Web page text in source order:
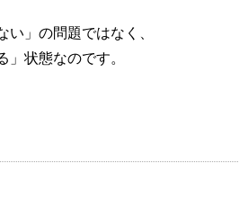
」の問題ではなく、
」状態なのです。